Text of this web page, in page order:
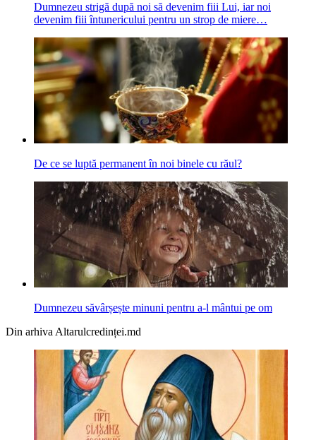
Dumnezeu strigă după noi să devenim fiii Lui, iar noi
devenim fiii întunericului pentru un strop de miere…
De ce se luptă permanent în noi binele cu răul?
Dumnezeu săvârșește minuni pentru a-l mântui pe om
Din arhiva Altarulcredinței.md